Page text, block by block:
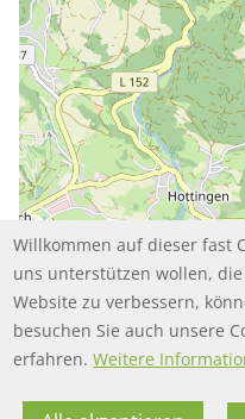
Willkommen auf dieser fast
uns unterstützen wollen,
Website zu verbessern,
besuchen Sie auch unsere
erfahren. Weitere